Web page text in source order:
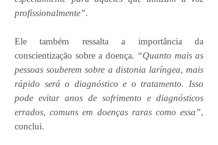
profissionalmente”.
Ele também ressalta a importância da
conscientização sobre a doença. “Quanto mais as
pessoas souberem sobre a distonia laríngea, mais
rápido será o diagnóstico e o tratamento. Isso
pode evitar anos de sofrimento e diagnósticos
errados, comuns em doenças raras como essa”,
conclui.